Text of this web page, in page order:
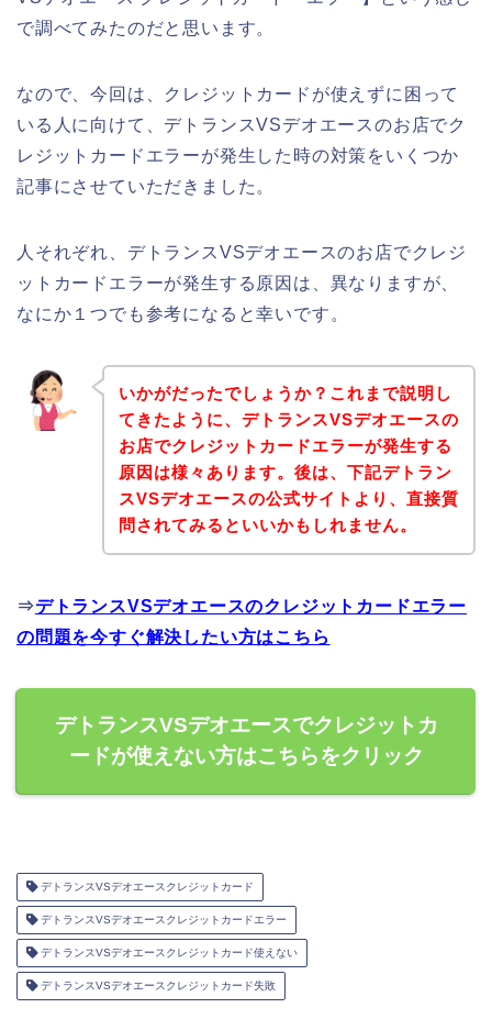
で調べてみたのだと思います。
なので、今回は、クレジットカードが使えずに困って
いる人に向けて、デトランスVSデオエースのお店でク
レジットカードエラーが発生した時の対策をいくつか
記事にさせていただきました。
人それぞれ、デトランスVSデオエースのお店でクレジ
ットカードエラーが発生する原因は、異なりますが、
なにか１つでも参考になると幸いです。
いかがだったでしょうか？これまで説明し
てきたように、デトランスVSデオエースの
お店でクレジットカードエラーが発生する
原因は様々あります。後は、下記デトラン
スVSデオエースの公式サイトより、直接質
問されてみるといいかもしれません。
⇒デトランスVSデオエースのクレジットカードエラー
の問題を今すぐ解決したい方はこちら
デトランスVSデオエースでクレジットカ
ードが使えない方はこちらをクリック
デトランスVSデオエースクレジットカード
デトランスVSデオエースクレジットカードエラー
デトランスVSデオエースクレジットカード使えない
デトランスVSデオエースクレジットカード失敗